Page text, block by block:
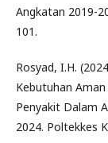
Angkatan 2019-
101.
Rosyad, I.H.
Kebutuhan
Penyakit Dalam
2024. Poltekkes